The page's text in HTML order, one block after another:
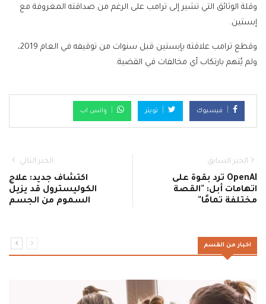
وقلة الوثائق التي تشير إلى ترامب على الرغم من صداقته المعروفة مع
إبستين.
وقطع ترامب علاقته بإبستين قبل سنوات من توقيفه في العام 2019،
ولم يُتهم بارتكاب أي مخالفات في القضية.
فيسبوك تويتر واتس اب
الخبر السابق
OpenAI ترد بقوة على
اتهامات أبل: "القصة
مختلفة تمامًا"
الخبر التالي
اكتشاف جديد: علاج
الكوليسترول قد يزيل
السموم من الجسم
اخبار من القسم